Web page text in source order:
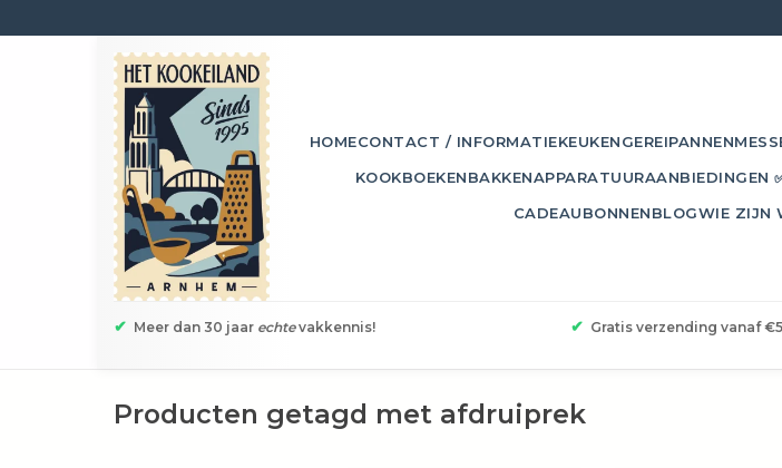
HOMECONTACT / INFORMATIEKEUKENGEREIPANNEN
KOOKBOEKENBAKKENAPPARATUURAANBIEDINGEN
CADEAUBONNENBLOGWIE ZIJN
✔ Meer dan 30 jaar echtevakkennis! ✔ Gratis verzending vanaf
Producten getagd met afdruiprek